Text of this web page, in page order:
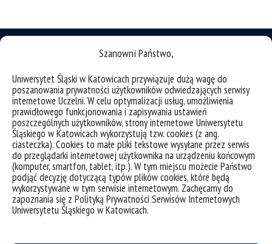
Szanowni Państwo,
Uniwersytet Śląski w Katowicach przywiązuje dużą wagę do
poszanowania prywatności użytkowników odwiedzających serwisy
internetowe Uczelni. W celu optymalizacji usług, umożliwienia
prawidłowego funkcjonowania i zapisywania ustawień
poszczególnych użytkowników, strony internetowe Uniwersytetu
Śląskiego w Katowicach wykorzystują tzw. cookies (z ang.
ciasteczka). Cookies to małe pliki tekstowe wysyłane przez serwis
do przeglądarki internetowej użytkownika na urządzeniu końcowym
(komputer, smartfon, tablet, itp.). W tym miejscu możecie Państwo
podjąć decyzję dotyczącą typów plików cookies, które będą
wykorzystywane w tym serwisie internetowym. Zachęcamy do
zapoznania się z Polityką Prywatności Serwisów Internetowych
Uniwersytetu Śląskiego w Katowicach.
deklaracja dostępności
mapa strony
UŚ od A do Z
akty prawne
USOSweb
Wirtualny UŚ
organizacja roku akademickiego